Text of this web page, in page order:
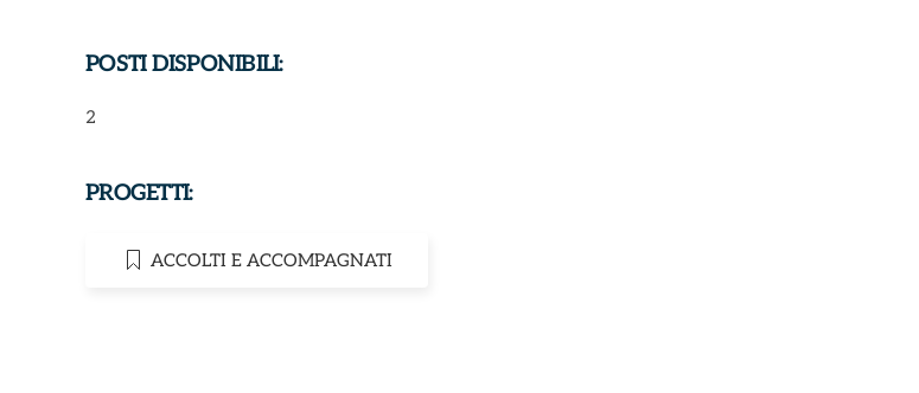
POSTI DISPONIBILI:
2
PROGETTI:
ACCOLTI E ACCOMPAGNATI